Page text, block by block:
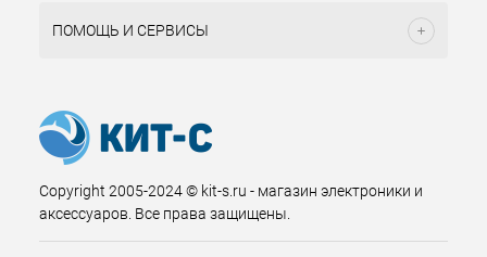
ПОМОЩЬ И СЕРВИСЫ
Copyright 2005-2024 © kit-s.ru - магазин электроники и
аксессуаров. Все права защищены.